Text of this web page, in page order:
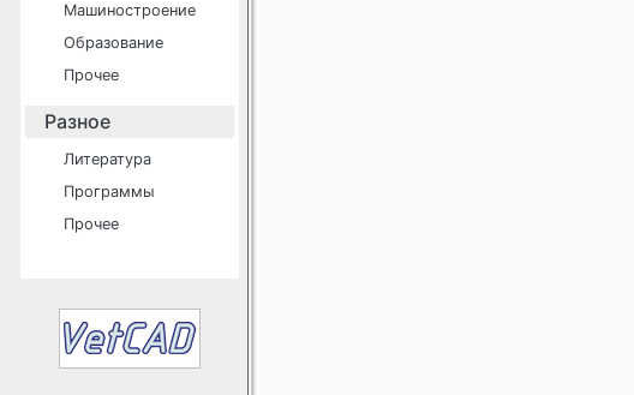
Машиностроение
Образование
Прочее
Разное
Литература
Программы
Прочее